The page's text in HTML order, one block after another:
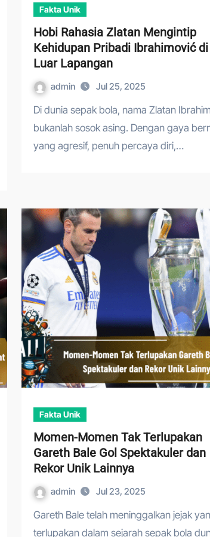
Fakta Unik
Hobi Rahasia Zlatan Mengintip
Kehidupan Pribadi Ibrahimović di
Luar Lapangan
admin Jul 25, 2025
Di dunia sepak bola, nama Zlatan Ibrahimović
bukanlah sosok asing. Dengan gaya
yang agresif, penuh percaya diri,…
Fakta Unik
Momen-Momen Tak Terlupakan
Gareth Bale Gol Spektakuler dan
Rekor Unik Lainnya
admin Jul 23, 2025
Gareth Bale telah meninggalkan jejak yang tak
terlupakan dalam sejarah sepak bola